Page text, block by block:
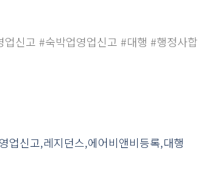
업신고 #숙박업영업신고 #대행 #행정사합
업신고,레지던스,에어비앤비등록,대행